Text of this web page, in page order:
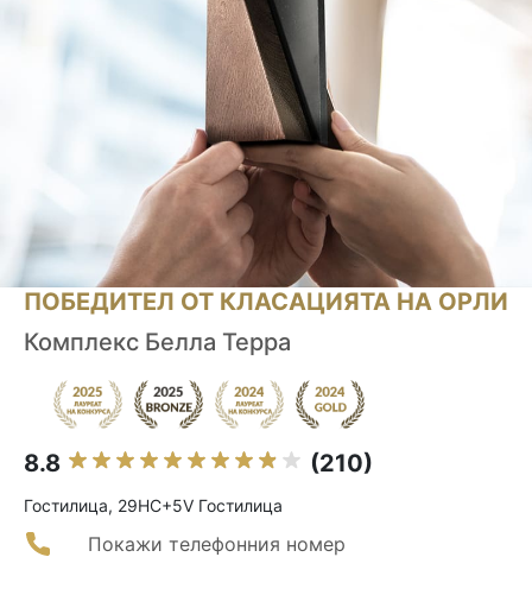
ПОБЕДИТЕЛ ОТ КЛАСАЦИЯТА НА ОРЛИ
Комплекс Белла Терра
8.8 (210)
Гостилица, 29HC+5V Гостилица
Покажи телефонния номер